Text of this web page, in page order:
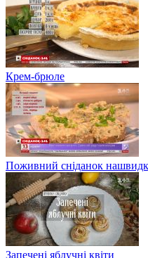
Крем-брюле
Поживний сніданок
Запечені яблучні квіти